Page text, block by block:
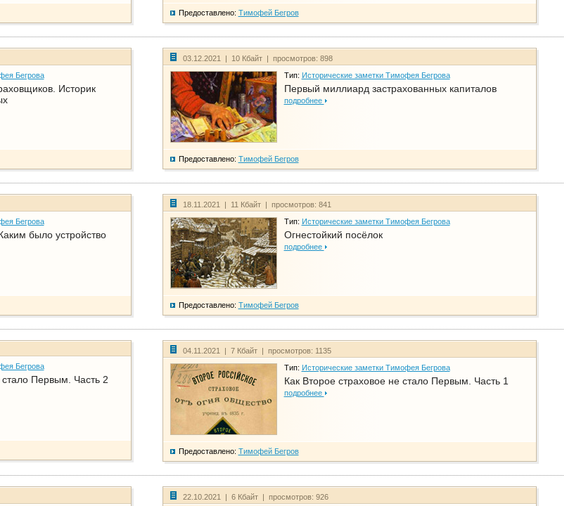
Предоставлено: Тимофей Бегров
Бегрова
Историк
03.12.2021 | 10 Кбайт | просмотров: 898
Тип: Исторические заметки Тимофея Бегрова
Первый миллиард застрахованных капиталов
подробнее
Предоставлено: Тимофей Бегров
Бегрова
было устройство
18.11.2021 | 11 Кбайт | просмотров: 841
Тип: Исторические заметки Тимофея Бегрова
Огнестойкий посёлок
подробнее
Предоставлено: Тимофей Бегров
Бегрова
стало Первым. Часть 2
04.11.2021 | 7 Кбайт | просмотров: 1135
Тип: Исторические заметки Тимофея Бегрова
Как Второе страховое не стало Первым. Часть 1
подробнее
Предоставлено: Тимофей Бегров
22.10.2021 | 6 Кбайт | просмотров: 926